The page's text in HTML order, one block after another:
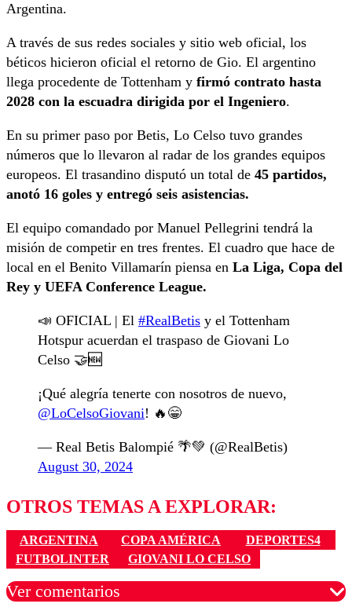
Argentina.
A través de sus redes sociales y sitio web oficial, los
béticos hicieron oficial el retorno de Gio. El argentino
llega procedente de Tottenham y firmó contrato hasta
2028 con la escuadra dirigida por el Ingeniero.
En su primer paso por Betis, Lo Celso tuvo grandes
números que lo llevaron al radar de los grandes equipos
europeos. El trasandino disputó un total de 45 partidos,
anotó 16 goles y entregó seis asistencias.
El equipo comandado por Manuel Pellegrini tendrá la
misión de competir en tres frentes. El cuadro que hace de
local en el Benito Villamarín piensa en La Liga, Copa del
Rey y UEFA Conference League.
📣 OFICIAL | El #RealBetis y el Tottenham
Hotspur acuerdan el traspaso de Giovani Lo
Celso 🤝🆕
¡Qué alegría tenerte con nosotros de nuevo,
@LoCelsoGiovani! 🔥😁
— Real Betis Balompié 🌴💚 (@RealBetis)
August 30, 2024
OTROS TEMAS A EXPLORAR:
ARGENTINA COPA AMÉRICA
DEPORTES4
FUTBOLINTER
GIOVANI LO CELSO
Ver comentarios